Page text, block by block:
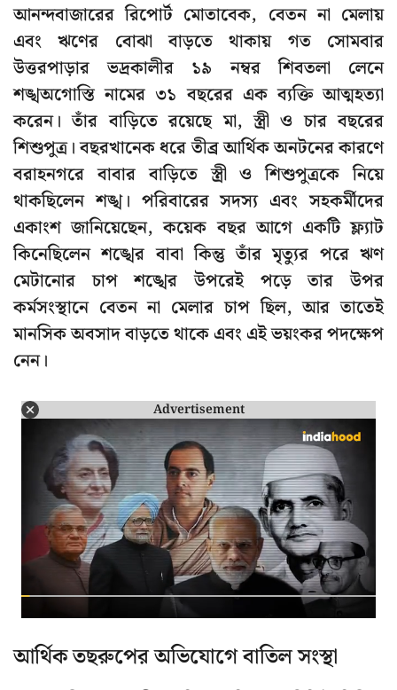
আনন্দবাজারের রিপোর্ট মোতাবেক, বেতন না মেলায়
এবং ঋণের বোঝা বাড়তে থাকায় গত সোমবার
উত্তরপাড়ার ভদ্রকালীর ১৯ নম্বর শিবতলা লেনে
শঙ্খঅগোস্তি নামের ৩১ বছরের এক ব্যক্তি আত্মহত্যা
করেন। তাঁর বাড়িতে রয়েছে মা, স্ত্রী ও চার বছরের
শিশুপুত্র। বছরখানেক ধরে তীব্র আর্থিক অনটনের কারণে
বরাহনগরে বাবার বাড়িতে স্ত্রী ও শিশুপুত্রকে নিয়ে
থাকছিলেন শঙ্খ। পরিবারের সদস্য এবং সহকর্মীদের
একাংশ জানিয়েছেন, কয়েক বছর আগে একটি ফ্ল্যাট
কিনেছিলেন শঙ্খের বাবা কিন্তু তাঁর মৃত্যুর পরে ঋণ
মেটানোর চাপ শঙ্খের উপরেই পড়ে তার উপর
কর্মসংস্থানে বেতন না মেলার চাপ ছিল, আর তাতেই
মানসিক অবসাদ বাড়তে থাকে এবং এই ভয়ংকর পদক্ষেপ
নেন।
Advertisement
আর্থিক তছরুপের অভিযোগে বাতিল সংস্থা